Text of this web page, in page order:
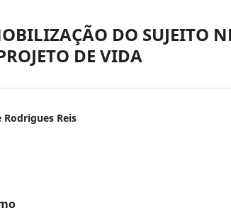
DO SUJEITO
DE VIDA
Rodrigues Reis